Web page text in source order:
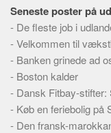
Kilder
Om
Webstedet
Forhistorien
Redigering
Tekstannoncer
Seneste poster på
- De fleste job i
-Velkommen til
- Banken grinede ad
- Boston kalder
- Dansk Fitbay-
- Køb en feriebolig på
- Den fransk-